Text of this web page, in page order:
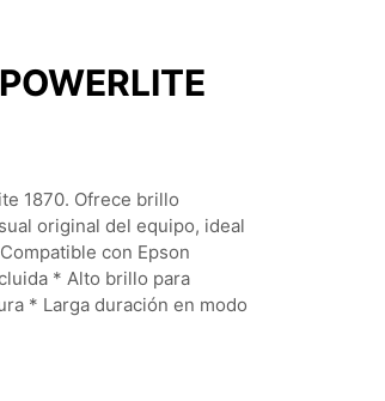
1870. Ofrece brillo
original del equipo, ideal
con Epson
* Alto brillo para
* Larga duración en modo